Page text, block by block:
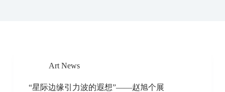
Art News
“星际边缘引力波的遐想”——赵旭个展